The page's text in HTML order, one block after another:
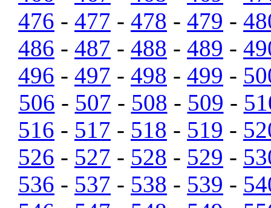
476 - 477 - 478 - 479 -
486 - 487 - 488 - 489 -
496 - 497 - 498 - 499 -
506 - 507 - 508 - 509 -
516 - 517 - 518 - 519 -
526 - 527 - 528 - 529 -
536 - 537 - 538 - 539 -